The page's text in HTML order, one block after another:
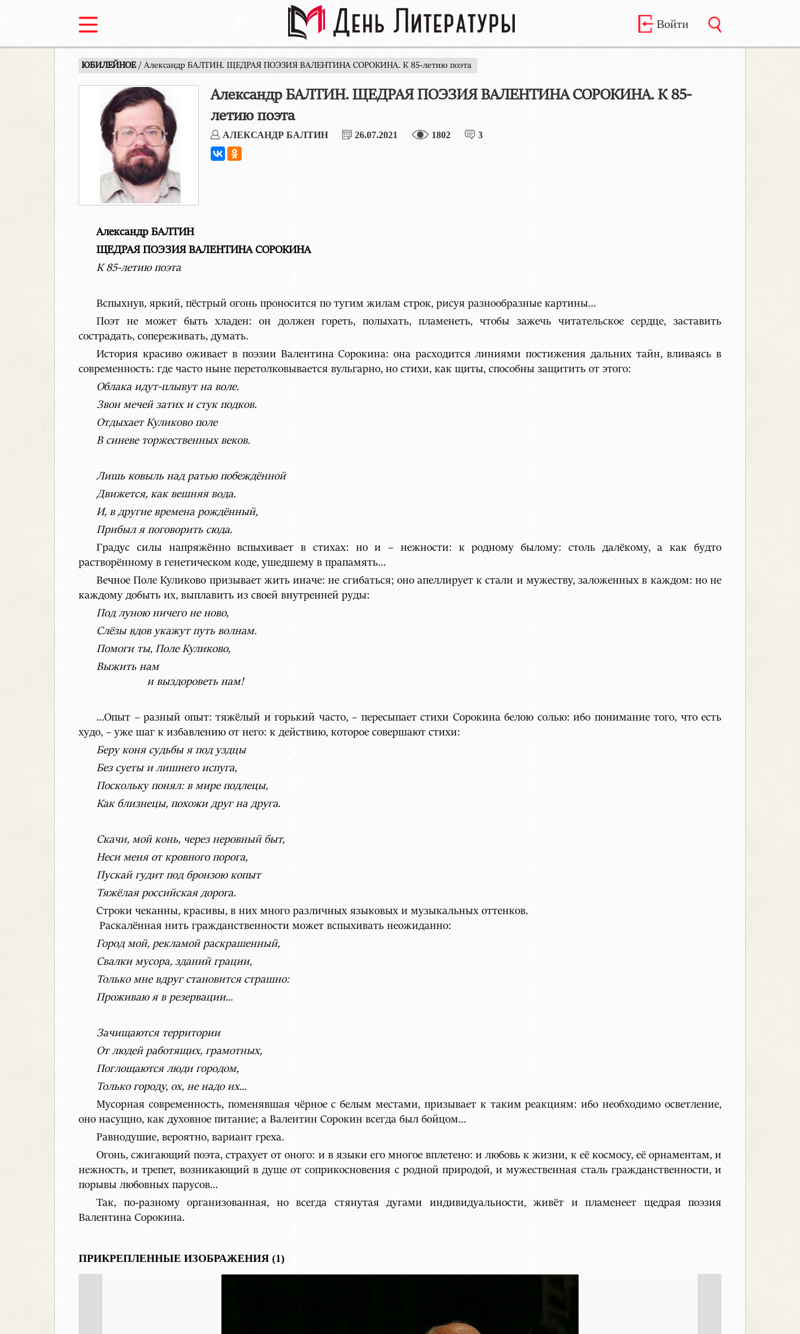
Войти
ЮБИЛЕЙНОЕ / Александр БАЛТИН. ЩЕДРАЯ ПОЭЗИЯ ВАЛЕНТИНА СОРОКИНА. К 85-летию поэта
Александр БАЛТИН. ЩЕДРАЯ ПОЭЗИЯ ВАЛЕНТИНА СОРОКИНА. К 85-
летию поэта
АЛЕКСАНДР БАЛТИН 26.07.2021 1802 3
Александр БАЛТИН
ЩЕДРАЯ ПОЭЗИЯ ВАЛЕНТИНА СОРОКИНА
К 85-летию поэта
Вспыхнув, яркий, пёстрый огонь проносится по тугим жилам строк, рисуя разнообразные картины…
Поэт не может быть хладен: он должен гореть, полыхать, пламенеть, чтобы зажечь читательское сердце, заставить
сострадать, сопереживать, думать.
История красиво оживает в поэзии Валентина Сорокина: она расходится линиями постижения дальних тайн, вливаясь в
современность: где часто ныне перетолковывается вульгарно, но стихи, как щиты, способны защитить от этого:
Облака идут-плывут на воле.
Звон мечей затих и стук подков.
Отдыхает Куликово поле
В синеве торжественных веков.
Лишь ковыль над ратью побеждённой
Движется, как вешняя вода.
И, в другие времена рождённый,
Прибыл я поговорить сюда.
Градус силы напряжённо вспыхивает в стихах: но и – нежности: к родному былому: столь далёкому, а как будто
растворённому в генетическом коде, ушедшему в прапамять…
Вечное Поле Куликово призывает жить иначе: не сгибаться; оно апеллирует к стали и мужеству, заложенных в каждом: но не
каждому добыть их, выплавить из своей внутренней руды:
Под луною ничего не ново,
Слёзы вдов укажут путь волнам.
Помоги ты, Поле Куликово,
Выжить нам
и выздороветь нам!
…Опыт – разный опыт: тяжёлый и горький часто, – пересыпает стихи Сорокина белою солью: ибо понимание того, что есть
худо, – уже шаг к избавлению от него: к действию, которое совершают стихи:
Беру коня судьбы я под уздцы
Без суеты и лишнего испуга,
Поскольку понял: в мире подлецы,
Как близнецы, похожи друг на друга.
Скачи, мой конь, через неровный быт,
Неси меня от кровного порога,
Пускай гудит под бронзою копыт
Тяжёлая российская дорога.
Строки чеканны, красивы, в них много различных языковых и музыкальных оттенков.
Раскалённая нить гражданственности может вспыхивать неожиданно:
Город мой, рекламой раскрашенный,
Свалки мусора, зданий грации,
Только мне вдруг становится страшно:
Проживаю я в резервации...
Зачищаются территории
От людей работящих, грамотных,
Поглощаются люди городом,
Только городу, ох, не надо их...
Мусорная современность, поменявшая чёрное с белым местами, призывает к таким реакциям: ибо необходимо осветление,
оно насущно, как духовное питание; а Валентин Сорокин всегда был бойцом…
Равнодушие, вероятно, вариант греха.
Огонь, сжигающий поэта, страхует от оного: и в языки его многое вплетено: и любовь к жизни, к её космосу, её орнаментам, и
нежность, и трепет, возникающий в душе от соприкосновения с родной природой, и мужественная сталь гражданственности, и
порывы любовных парусов…
Так, по-разному организованная, но всегда стянутая дугами индивидуальности, живёт и пламенеет щедрая поэзия
Валентина Сорокина.
ПРИКРЕПЛЕННЫЕ ИЗОБРАЖЕНИЯ (1)